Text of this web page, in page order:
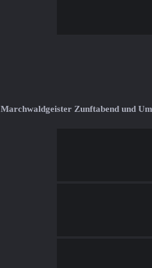
Marchwaldgeister Zunftabend und